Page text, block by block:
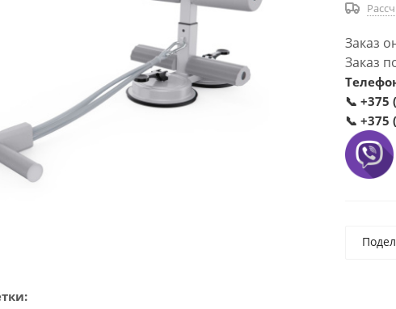
Заказ
Заказ
📞 +375
📞 +375